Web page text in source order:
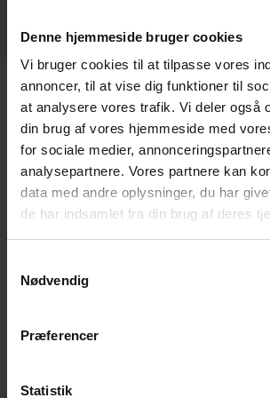
Denne hjemmeside bruger cookies
Vi bruger cookies til at tilpasse vores
annoncer, til at vise dig funktioner til
at analysere vores trafik. Vi deler også
din brug af vores hjemmeside med
for sociale medier,
analysepartnere. Vores partnere kan
data med andre oplysninger, du har
de har indsamlet fra din brug af deres
Nødvendig
Præferencer
Statistik
Was ist der
Genau 40 Tage nach Ostern feiern wir
Ein Tag, der für viele vielleicht nur ein
eigentlich eine tiefere biblische
feiern wir die Auferstehung Jesu von
Christi Himmelfahrt feiern wir seine
Himmel. Der Feiertag ist also ein leichter
dem wir uns an Jesus am Kreuz
seit dem 4. Jahrhundert gefeiert, die
Jesu. Da Christi Himmelfahrt 40 Tage
fällt er immer auf einen Donnerstag